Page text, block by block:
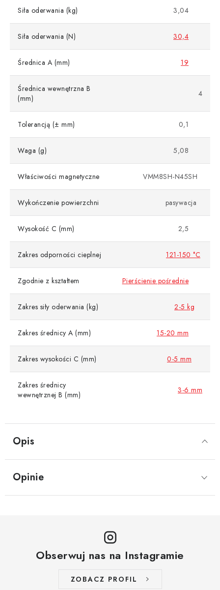
Opis
Siła oderwania (kg) 3,04
Siła oderwania (N) 30,4
Średnica A (mm) 19
Średnica wewnętrzna B
(mm)
4
Tolerancją (± mm) 0,1
Waga (g) 5,08
Właściwości magnetyczne VMM8SH-N45SH
Wykończenie powierzchni pasywacja
Wysokość C (mm) 2,5
Zakres odporności cieplnej 121-150 °C
Zgodnie z kształtem Pierścienie pośrednie
Zakres siły oderwania (kg) 2-5 kg
Zakres średnicy A (mm) 15-20 mm
Zakres wysokości C (mm) 0-5 mm
Zakres średnicy
wewnętrznej B (mm)
3-6 mm
Opinie
Obserwuj nas na Instagramie
ZOBACZ PROFIL